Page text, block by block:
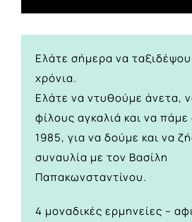
Ελάτε σήμερα να
χρόνια.
Ελάτε να ντυθούμε άνετα,
φίλους αγκαλιά και να
1985, για να δούμε και να
συναυλία με τον Βασίλη
Παπακωνσταντίνου.
4 μοναδικές ερμηνείες –